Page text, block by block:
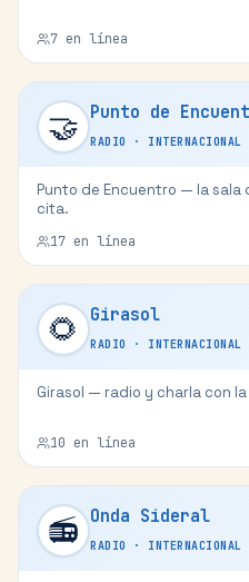
7 en línea
🤝 Punto de
RADIO · INTERNACIONAL
Punto de Encuentro — la
cita.
17 en línea
🌻 Girasol
RADIO · INTERNACIONAL
Girasol — radio y charla con
10 en línea
📻 Onda Sideral
RADIO · INTERNACIONAL